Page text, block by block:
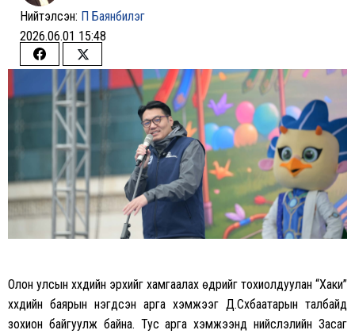
Нийтэлсэн: П Баянбилэг
2026.06.01 15:48
Share
on
Facebook
Share
on
Олон улсын хүүхдийн эрхийг хамгаалах өдрийг тохиолдуулан “Хаки”
хүүхдийн баярын нэгдсэн арга хэмжээг Д.Сүхбаатарын талбайд
зохион байгуулж байна. Тус арга хэмжээнд нийслэлийн Засаг